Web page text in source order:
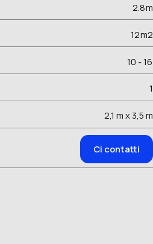
2.8m
12m2
10 - 16
1
2,1 m x 3,5 m
Ci contatti